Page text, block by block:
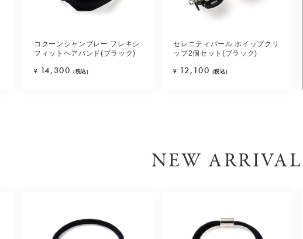
コクーンシャンブレー フレキシ
フィットヘアバンド(ブラック)
¥ 14,300 (税込)
セレニティパール ホイップクリ
ップ2個セット(ブラック)
¥ 12,100 (税込)
NEW ARRIVAL